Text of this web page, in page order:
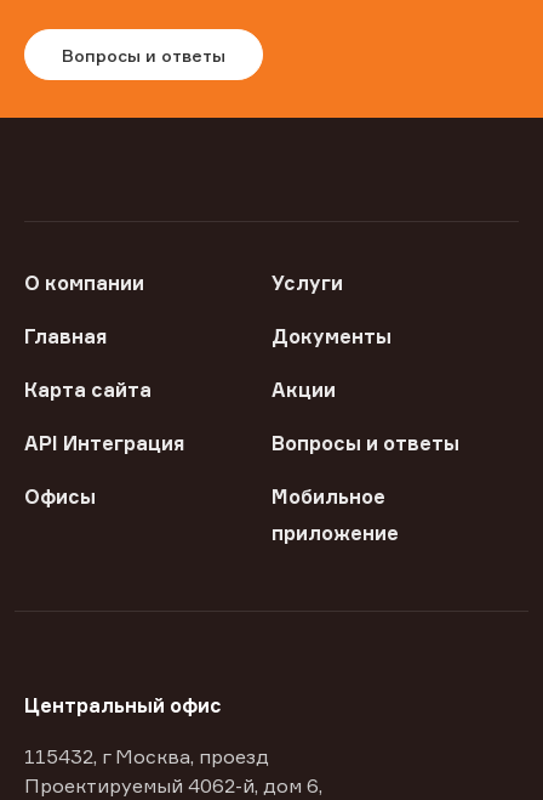
Вопросы и ответы
О компании Услуги
Главная Документы
Карта сайта Акции
API Интеграция Вопросы и ответы
Офисы
Мобильное
приложение
Центральный офис
115432, г Москва, проезд
Проектируемый 4062-й, дом 6,